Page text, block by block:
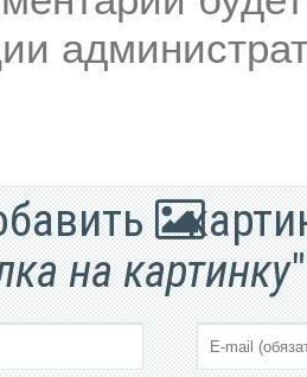
на картинку